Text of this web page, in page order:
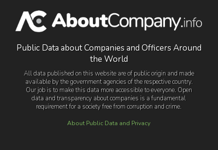
Public Data about Companies and Officers Around
the World
All data published on this website are of public origin and made
available by the government agencies of the respective country.
Our job is to make this data more accessible to everyone. Open
data and transparency about companies is a fundamental
requirement for a society free from corruption and crime.
About Public Data and Privacy